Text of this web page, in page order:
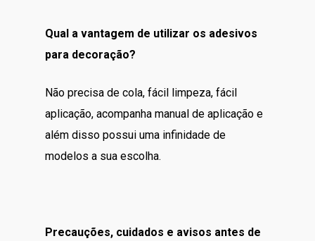
Qual a vantagem de utilizar os adesivos
para decoração?
Não precisa de cola, fácil limpeza, fácil
aplicação, acompanha manual de aplicação e
além disso possui uma infinidade de
modelos a sua escolha.
Precauções, cuidados e avisos antes de